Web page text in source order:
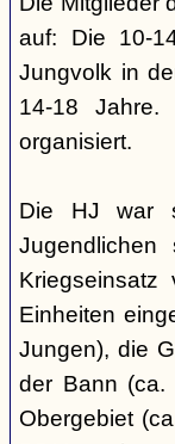
auf: Die 10-
Jungvolk in
14-18 Jahre.
organisiert.
Die HJ war
Einheiten
Jungen), die
der Bann
Obergebiet